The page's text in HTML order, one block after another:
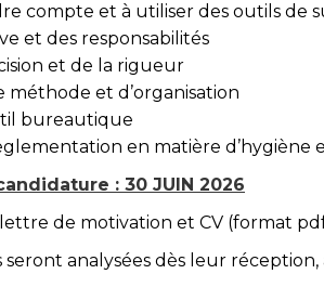
compte et à utiliser des outils de
et des responsabilités
et de la rigueur
méthode et d’organisation
bureautique
en matière d’hygiène
: 30 JUIN 2026
lettre de motivation et CV (format
seront analysées dès leur